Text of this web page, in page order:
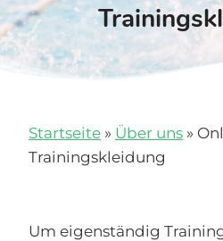
Startseite » Über uns »
Trainingskleidung
Um eigenständig